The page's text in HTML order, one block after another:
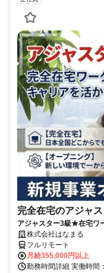
完全在宅のアジャ
アジャスター3級★在宅
株式会社はなまる
フルリモート
月給355,000円以上
勤務時間詳細 実働時間